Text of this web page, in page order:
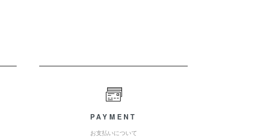
PAYMENT
お支払いについて